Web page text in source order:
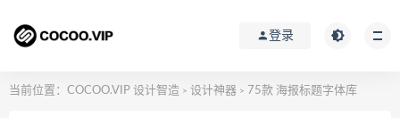
登录
当前位置： COCOO.VIP 设计智造 > 设计神器 > 75款 海报标题字体库